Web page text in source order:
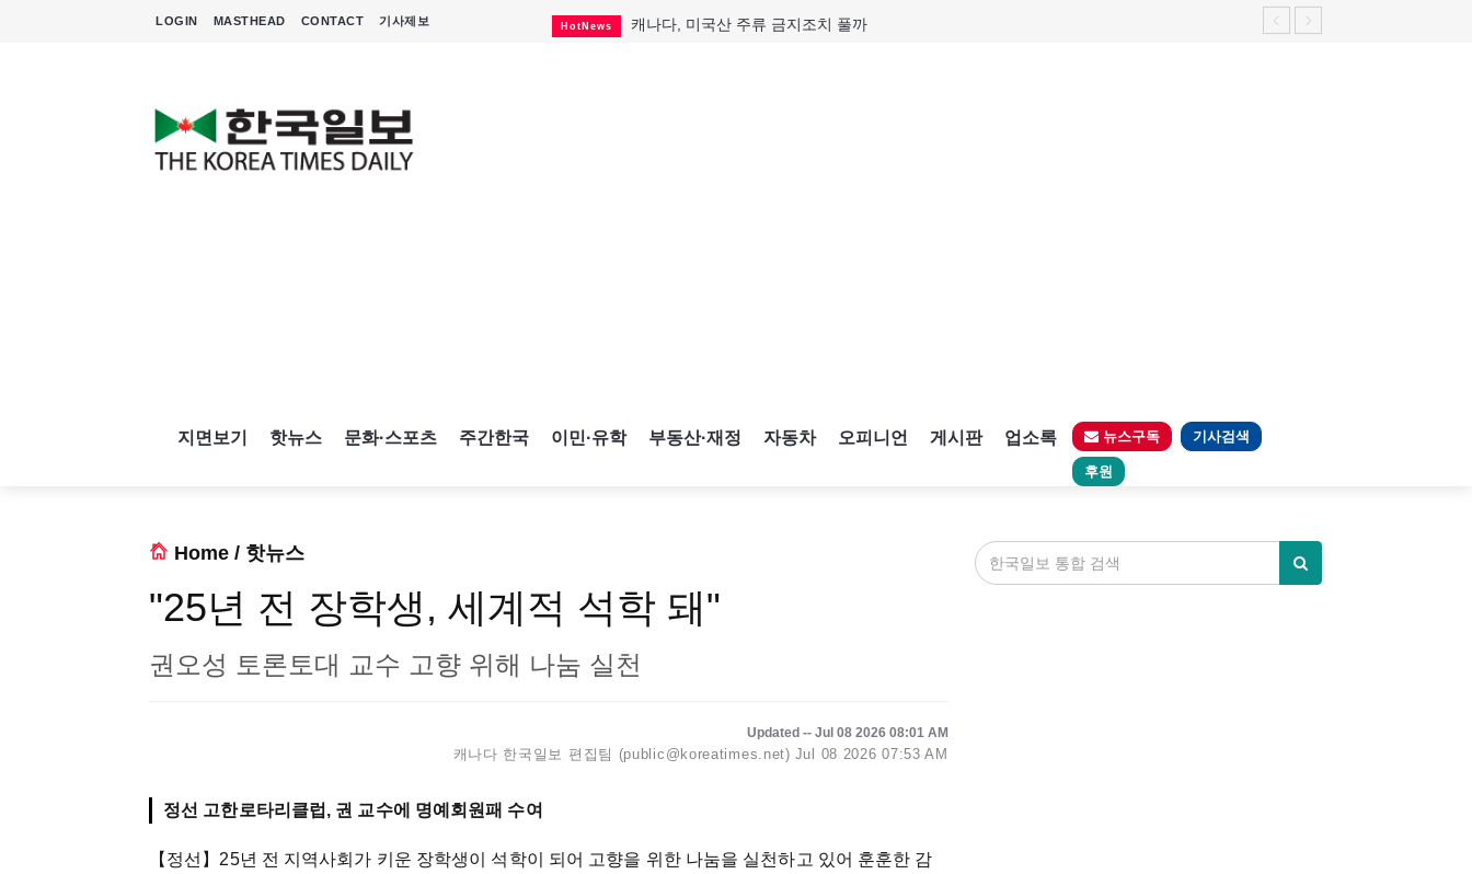
LOGIN MASTHEAD CONTACT 기사제보 HotNews 캐나다, 미국산 주류 금지조치 풀까
지면보기 핫뉴스 문화·스포츠 주간한국 이민·유학 부동산·재정 자동차 오피니언 게시판 업소록 뉴스구독 기사검색
후원
Home / 핫뉴스
"25년 전 장학생, 세계적 석학 돼"
권오성 토론토대 교수 고향 위해 나눔 실천
Updated -- Jul 08 2026 08:01 AM
캐나다 한국일보 편집팀 (public@koreatimes.net) Jul 08 2026 07:53 AM
정선 고한로타리클럽, 권 교수에 명예회원패 수여
【정선】 25년 전 지역사회가 키운 장학생이 석학이 되어 고향을 위한 나눔을 실천하고 있어 훈훈한 감